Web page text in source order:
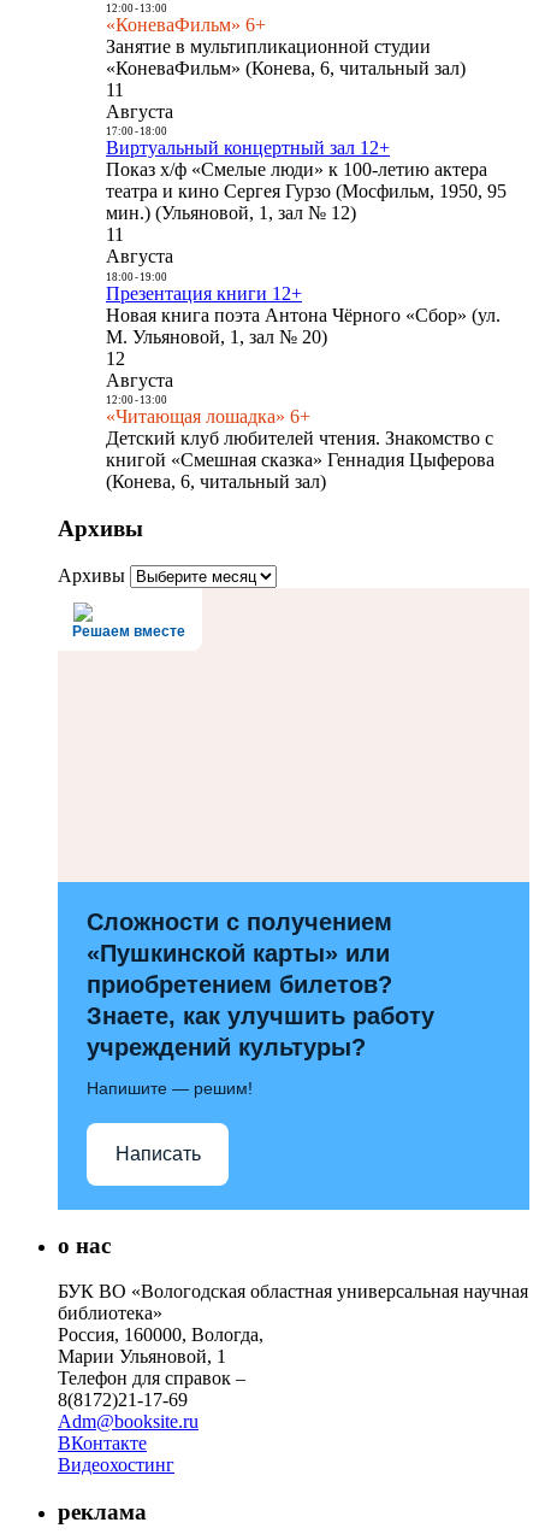
12:00- 13:00
«КоневаФильм» 6+
Занятие в мультипликационной студии
«КоневаФильм» (Конева, 6, читальный зал)
11
Августа
17:00- 18:00
Виртуальный концертный зал 12+
Показ х/ф «Смелые люди» к 100-летию актера
театра и кино Сергея Гурзо (Мосфильм, 1950, 95
мин.) (Ульяновой, 1, зал № 12)
11
Августа
18:00- 19:00
Презентация книги 12+
Новая книга поэта Антона Чёрного «Сбор» (ул.
М. Ульяновой, 1, зал № 20)
12
Августа
12:00- 13:00
«Читающая лошадка» 6+
Детский клуб любителей чтения. Знакомство с
книгой «Смешная сказка» Геннадия Цыферова
(Конева, 6, читальный зал)
Архивы
Архивы
Решаем вместе
Сложности с получением
«Пушкинской карты» или
приобретением билетов?
Знаете, как улучшить работу
учреждений культуры?
Напишите — решим!
Написать
о нас
БУК ВО «Вологодская областная универсальная научная
библиотека»
Россия, 160000, Вологда,
Марии Ульяновой, 1
Телефон для справок –
8(8172)21-17-69
Adm@booksite.ru
ВКонтакте
Видеохостинг
реклама